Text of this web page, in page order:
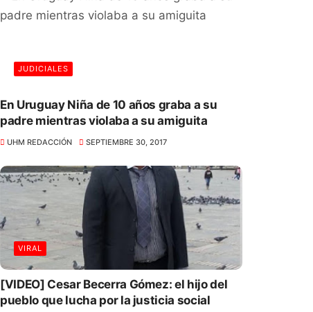
JUDICIALES
En Uruguay Niña de 10 años graba a su
padre mientras violaba a su amiguita
UHM REDACCIÓN SEPTIEMBRE 30, 2017
VIRAL
[VIDEO] Cesar Becerra Gómez: el hijo del
pueblo que lucha por la justicia social